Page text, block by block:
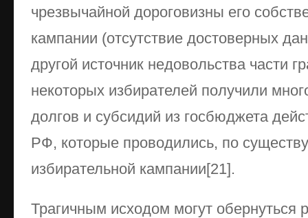
чрезвычайной дороговизны его
кампании (отсутствие достоверных
другой источник недовольства части
некоторых избирателей получили
долгов и субсидий из госбюджета
РФ, которые проводились, по
избирательной кампании[21].
Трагичным исходом могут обернуться